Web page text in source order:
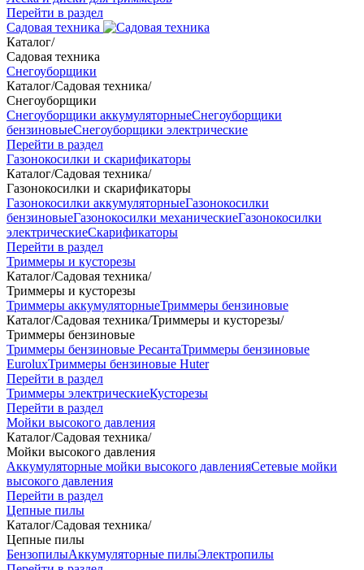
Перейти в раздел
Садовая техника
Каталог/
Садовая техника
Снегоуборщики
Каталог/Садовая техника/
Снегоуборщики
Снегоуборщики аккумуляторныеСнегоуборщики
бензиновыеСнегоуборщики электрические
Перейти в раздел
Газонокосилки и скарификаторы
Каталог/Садовая техника/
Газонокосилки и скарификаторы
Газонокосилки аккумуляторныеГазонокосилки
бензиновыеГазонокосилки механическиеГазонокосилки
электрическиеСкарификаторы
Перейти в раздел
Триммеры и кусторезы
Каталог/Садовая техника/
Триммеры и кусторезы
Триммеры аккумуляторныеТриммеры бензиновые
Каталог/Садовая техника/Триммеры и кусторезы/
Триммеры бензиновые
Триммеры бензиновые РесантаТриммеры бензиновые
EuroluxТриммеры бензиновые Huter
Перейти в раздел
Триммеры электрическиеКусторезы
Перейти в раздел
Мойки высокого давления
Каталог/Садовая техника/
Мойки высокого давления
Аккумуляторные мойки высокого давленияСетевые мойки
высокого давления
Перейти в раздел
Цепные пилы
Каталог/Садовая техника/
Цепные пилы
БензопилыАккумуляторные пилыЭлектропилы